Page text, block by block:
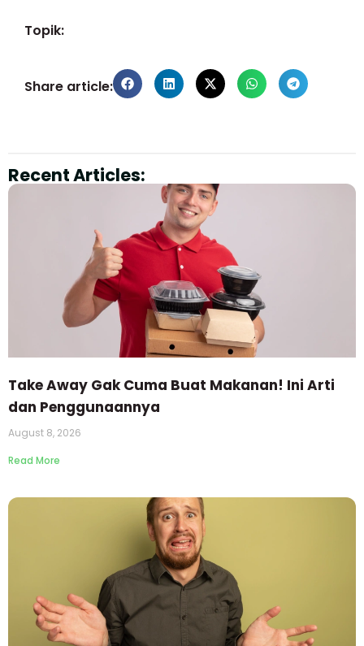
Topik:
Share article:
Recent Articles:
Take Away Gak Cuma Buat Makanan! Ini Arti
dan Penggunaannya
August 8, 2026
Read More